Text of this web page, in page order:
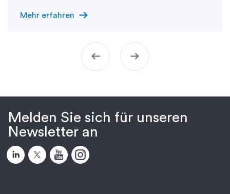
Mehr erfahren arrow_right_alt
arrow_left_alt arrow_right_alt
Melden Sie sich für unseren
Newsletter an